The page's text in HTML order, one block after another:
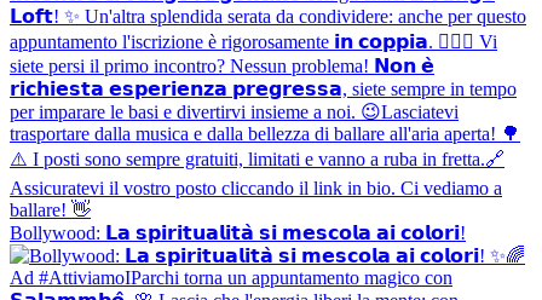
Bollywood: 𝗟𝗮 𝘀𝗽𝗶𝗿𝗶𝘁𝘂𝗮𝗹𝗶𝘁𝗮̀ 𝘀𝗶 𝗺𝗲𝘀𝗰𝗼𝗹𝗮 𝗮𝗶 𝗰𝗼𝗹𝗼𝗿𝗶!